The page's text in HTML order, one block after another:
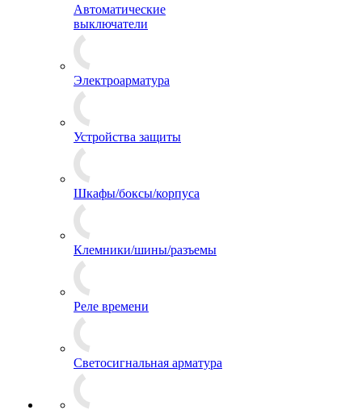
Автоматические
выключатели
Электроарматура
Устройства защиты
Шкафы/боксы/корпуса
Клемники/шины/разъемы
Реле времени
Светосигнальная арматура